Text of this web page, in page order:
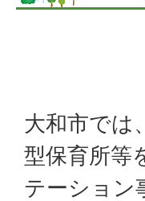
大和市では
型保育所等
テーション